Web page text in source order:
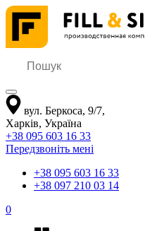
вул. Беркоса, 9/7,
Харків, Україна
+38 095 603 16 33
Передзвоніть мені
+38 095 603 16 33
+38 097 210 03 14
0